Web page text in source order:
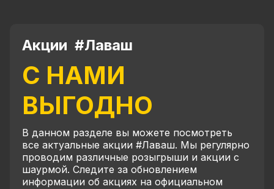
Акции #Лаваш
С НАМИ
ВЫГОДНО
В данном разделе вы можете посмотреть
все актуальные акции #Лаваш. Мы регулярно
проводим различные розыгрыши и акции с
шаурмой. Следите за обновлением
информации об акциях на официальном